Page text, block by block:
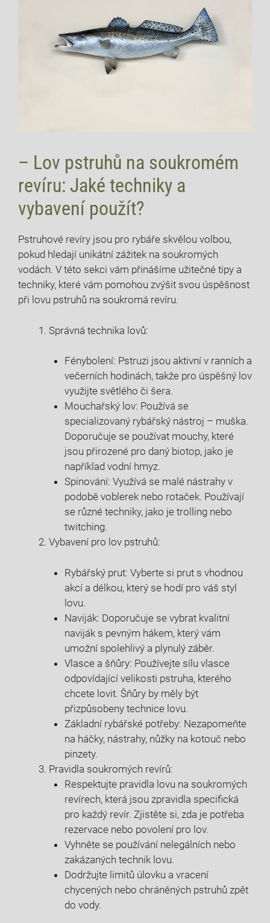
– Lov pstruhů na soukromém
revíru: Jaké techniky a
vybavení použít?
Pstruhové revíry jsou pro rybáře skvělou volbou,
pokud hledají unikátní zážitek na soukromých
vodách. V této sekci vám přinášíme užitečné tipy a
techniky, které vám pomohou zvýšit svou úspěšnost
při lovu pstruhů na soukromá revíru.
Správná technika lovů:
Fénybolení: Pstruzi jsou aktivní v ranních a
večerních hodinách, takže pro úspěšný lov
využijte světlého či šera.
Mouchařský lov: Používá se
specializovaný rybářský nástroj – muška.
Doporučuje se používat mouchy, které
jsou přirozené pro daný biotop, jako je
například vodní hmyz.
Spinování: Využívá se malé nástrahy v
podobě voblerek nebo rotaček. Používají
se různé techniky, jako je trolling nebo
twitching.
Vybavení pro lov pstruhů:
Rybářský prut: Vyberte si prut s vhodnou
akcí a délkou, který se hodí pro váš styl
lovu.
Naviják: Doporučuje se vybrat kvalitní
naviják s pevným hákem, který vám
umožní spolehlivý a plynulý záběr.
Vlasce a šňůry: Používejte sílu vlasce
odpovídající velikosti pstruha, kterého
chcete lovit. Šňůry by měly být
přizpůsobeny technice lovu.
Základní rybářské potřeby: Nezapomeňte
na háčky, nástrahy, nůžky na kotouč nebo
pinzety.
Pravidla soukromých revírů:
Respektujte pravidla lovu na soukromých
revírech, která jsou zpravidla specifická
pro každý revír. Zjistěte si, zda je potřeba
rezervace nebo povolení pro lov.
Vyhněte se používání nelegálních nebo
zakázaných technik lovu.
Dodržujte limitů úlovku a vracení
chycených nebo chráněných pstruhů zpět
do vody.